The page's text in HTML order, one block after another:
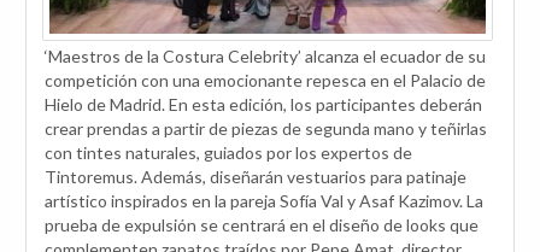
‘Maestros de la Costura Celebrity’ alcanza el ecuador de su
competición con una emocionante repesca en el Palacio de
Hielo de Madrid. En esta edición, los participantes deberán
crear prendas a partir de piezas de segunda mano y teñirlas
con tintes naturales, guiados por los expertos de
Tintoremus. Además, diseñarán vestuarios para patinaje
artístico inspirados en la pareja Sofía Val y Asaf Kazimov. La
prueba de expulsión se centrará en el diseño de looks que